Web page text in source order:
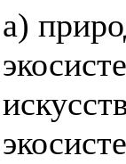
а)